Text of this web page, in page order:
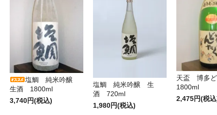
塩鯛 純米吟醸
生酒 1800ml
3,740円(税込)
塩鯛 純米吟醸 生
酒 720ml
1,980円(税込)
天盃 博多
1800ml
2,475円(税